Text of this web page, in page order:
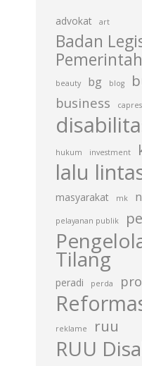
advokat art
Badan
Pemerintah
beauty bg blog
business capres
hukum investment
lalu
masyarakat mk
pelayanan publik
Tilang
peradi perda
reklame ruu
RUU